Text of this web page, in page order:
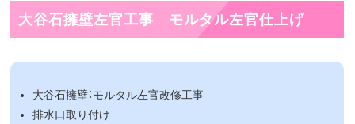
大谷石擁壁左官工事 モルタル左官仕上げ
大谷石擁壁：モルタル左官改修工事
排水口取り付け